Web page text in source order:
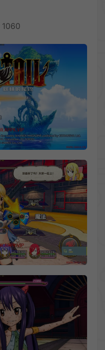
1060